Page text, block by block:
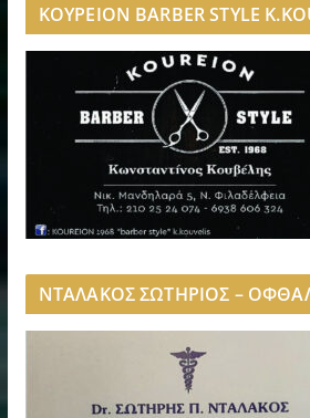
ΚΟΥΡΕΙΟΝ BARBER STYLE
ΝΤΑΛΑΚΟΣ ΣΩΤΗΡΙΟΣ –